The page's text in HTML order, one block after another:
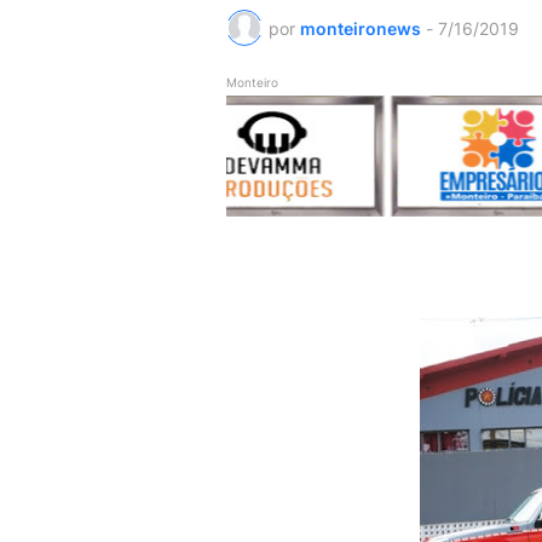
por monteironews - 7/16/2019
Monteiro